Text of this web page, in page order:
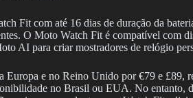
Fit com até 16 dias de duração da
O Moto Watch Fit é compatível com
AI para criar mostradores de relógio
e no Reino Unido por €79 e £89,
no Brasil ou EUA. No entanto,